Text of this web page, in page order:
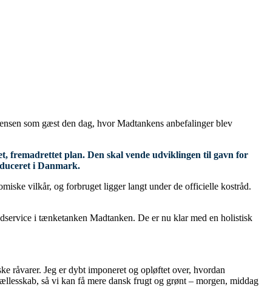
som gæst den dag, hvor Madtankens anbefalinger blev
fremadrettet plan. Den skal vende udviklingen til gavn for
i Danmark.
vilkår, og forbruget ligger langt under de officielle kostråd.
i tænketanken Madtanken. De er nu klar med en holistisk
råvarer. Jeg er dybt imponeret og opløftet over, hvordan
så vi kan få mere dansk frugt og grønt – morgen, middag